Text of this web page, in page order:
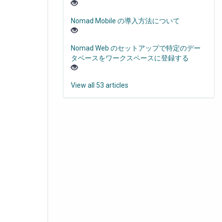
Nomad Mobile の導入方法について
Nomad Web のセットアップで特定のデー
タベースをワークスペースに登録する
View all 53 articles